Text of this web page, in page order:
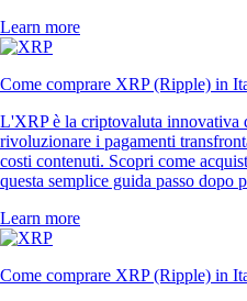
Learn more
Come comprare XRP (Ripple) in
L'XRP è la criptovaluta innovativa
rivoluzionare i pagamenti
costi contenuti. Scopri come
questa semplice guida passo dopo
Learn more
Come comprare XRP (Ripple) in